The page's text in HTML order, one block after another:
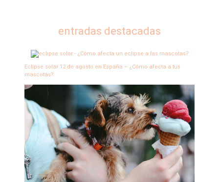
entradas destacadas
Eclipse solar 12 de agosto en España – ¿Cómo afecta a tus
mascotas?